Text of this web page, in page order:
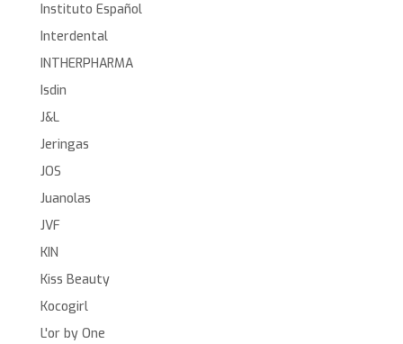
Instituto Español
Interdental
INTHERPHARMA
Isdin
J&L
Jeringas
JOS
Juanolas
JVF
KIN
Kiss Beauty
Kocogirl
L'or by One